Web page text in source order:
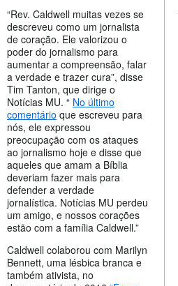
“Rev. Caldwell muitas vezes se
descreveu como um jornalista
de coração. Ele valorizou o
poder do jornalismo para
aumentar a compreensão, falar
a verdade e trazer cura”, disse
Tim Tanton, que dirige o
Notícias MU. “ No último
comentário que escreveu para
nós, ele expressou
preocupação com os ataques
ao jornalismo hoje e disse que
aqueles que amam a Bíblia
deveriam fazer mais para
defender a verdade
jornalística. Notícias MU perdeu
um amigo, e nossos corações
estão com a família Caldwell.”
Caldwell colaborou com Marilyn
Bennett, uma lésbica branca e
também ativista, no